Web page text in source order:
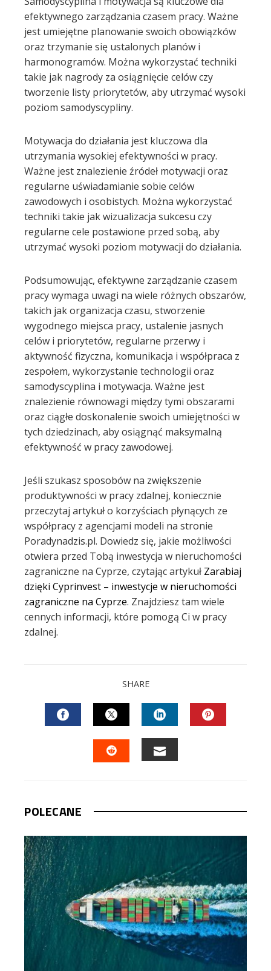
efektywnego zarządzania czasem pracy. Ważne
jest umiejętne planowanie swoich obowiązków
oraz trzymanie się ustalonych planów i
harmonogramów. Można wykorzystać techniki
takie jak nagrody za osiągnięcie celów czy
tworzenie listy priorytetów, aby utrzymać wysoki
poziom samodyscypliny.
Motywacja do działania jest kluczowa dla
utrzymania wysokiej efektywności w pracy.
Ważne jest znalezienie źródeł motywacji oraz
regularne uświadamianie sobie celów
zawodowych i osobistych. Można wykorzystać
techniki takie jak wizualizacja sukcesu czy
regularne cele postawione przed sobą, aby
utrzymać wysoki poziom motywacji do działania.
Podsumowując, efektywne zarządzanie czasem
pracy wymaga uwagi na wiele różnych obszarów,
takich jak organizacja czasu, stworzenie
wygodnego miejsca pracy, ustalenie jasnych
celów i priorytetów, regularne przerwy i
aktywność fizyczna, komunikacja i współpraca z
zespołem, wykorzystanie technologii oraz
samodyscyplina i motywacja. Ważne jest
znalezienie równowagi między tymi obszarami
oraz ciągłe doskonalenie swoich umiejętności w
tych dziedzinach, aby osiągnąć maksymalną
efektywność w pracy zawodowej.
Jeśli szukasz sposobów na zwiększenie
produktywności w pracy zdalnej, koniecznie
przeczytaj artykuł o korzyściach płynących ze
współpracy z agencjami modeli na stronie
Poradynadzis.pl. Dowiedz się, jakie możliwości
otwiera przed Tobą inwestycja w nieruchomości
zagraniczne na Cyprze, czytając artykuł Zarabiaj
dzięki Cyprinvest – inwestycje w nieruchomości
zagraniczne na Cyprze. Znajdziesz tam wiele
cennych informacji, które pomogą Ci w pracy
zdalnej.
SHARE
FACEBOOKTWITTERLINKEDIN
POLECANE